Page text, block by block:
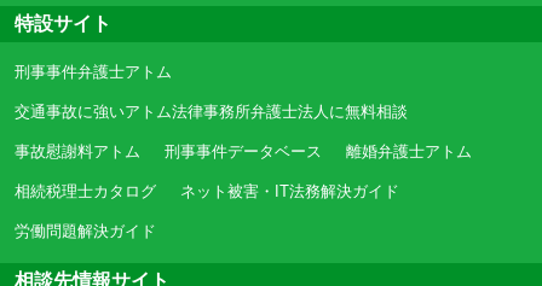
特設サイト
刑事事件弁護士アトム
交通事故に強いアトム法律事務所弁護士法人に無料相談
事故慰謝料アトム 刑事事件データベース 離婚弁護士アトム
相続税理士カタログ ネット被害・IT法務解決ガイド
労働問題解決ガイド
相談先情報サイト